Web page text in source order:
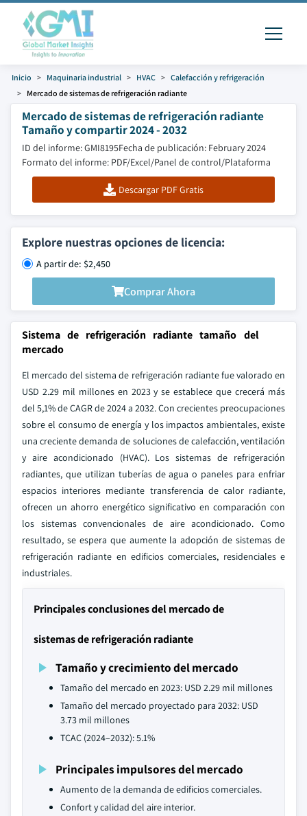
Inicio Maquinaria industrial HVAC
Calefacción y refrigeración
Mercado de sistemas de refrigeración radiante
Mercado de sistemas de refrigeración radiante
Tamaño y compartir 2024 - 2032
ID del informe: GMI8195Fecha de publicación: February 2024
Formato del informe: PDF/Excel/Panel de control/Plataforma
Descargar PDF Gratis
Explore nuestras opciones de licencia:
A partir de: $2,450
Comprar Ahora
Sistema de refrigeración radiante tamaño del
mercado
El mercado del sistema de refrigeración radiante fue valorado en
USD 2.29 mil millones en 2023 y se establece que crecerá más
del 5,1% de CAGR de 2024 a 2032. Con crecientes preocupaciones
sobre el consumo de energía y los impactos ambientales, existe
una creciente demanda de soluciones de calefacción, ventilación
y aire acondicionado (HVAC). Los sistemas de refrigeración
radiantes, que utilizan tuberías de agua o paneles para enfriar
espacios interiores mediante transferencia de calor radiante,
ofrecen un ahorro energético significativo en comparación con
los sistemas convencionales de aire acondicionado. Como
resultado, se espera que aumente la adopción de sistemas de
refrigeración radiante en edificios comerciales, residenciales e
industriales.
Principales conclusiones del mercado de
sistemas de refrigeración radiante
Tamaño y crecimiento del mercado
Tamaño del mercado en 2023: USD 2.29 mil millones
Tamaño del mercado proyectado para 2032: USD
3.73 mil millones
TCAC (2024–2032): 5.1%
Principales impulsores del mercado
Aumento de la demanda de edificios comerciales.
Confort y calidad del aire interior.